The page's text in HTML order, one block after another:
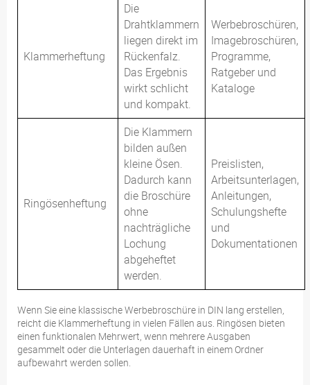
Klammerheftung
Die
Drahtklammern
liegen direkt im
Rückenfalz.
Das Ergebnis
wirkt schlicht
und kompakt.
Werbebroschüren,
Imagebroschüren,
Programme,
Ratgeber und
Kataloge
Ringösenheftung
Die Klammern
bilden außen
kleine Ösen.
Dadurch kann
die Broschüre
ohne
nachträgliche
Lochung
abgeheftet
werden.
Preislisten,
Arbeitsunterlagen,
Anleitungen,
Schulungshefte
und
Dokumentationen
Wenn Sie eine klassische Werbebroschüre in DIN lang erstellen,
reicht die Klammerheftung in vielen Fällen aus. Ringösen bieten
einen funktionalen Mehrwert, wenn mehrere Ausgaben
gesammelt oder die Unterlagen dauerhaft in einem Ordner
aufbewahrt werden sollen.